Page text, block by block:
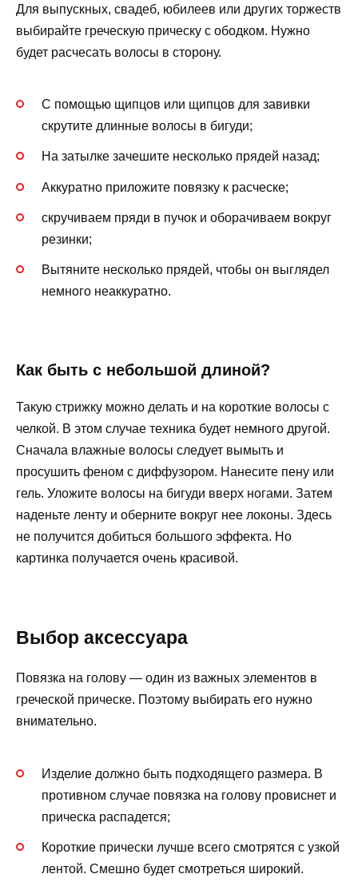
Для выпускных, свадеб, юбилеев или других торжеств
выбирайте греческую прическу с ободком. Нужно
будет расчесать волосы в сторону.
С помощью щипцов или щипцов для завивки
скрутите длинные волосы в бигуди;
На затылке зачешите несколько прядей назад;
Аккуратно приложите повязку к расческе;
скручиваем пряди в пучок и оборачиваем вокруг
резинки;
Вытяните несколько прядей, чтобы он выглядел
немного неаккуратно.
Как быть с небольшой длиной?
Такую стрижку можно делать и на короткие волосы с
челкой. В этом случае техника будет немного другой.
Сначала влажные волосы следует вымыть и
просушить феном с диффузором. Нанесите пену или
гель. Уложите волосы на бигуди вверх ногами. Затем
наденьте ленту и оберните вокруг нее локоны. Здесь
не получится добиться большого эффекта. Но
картинка получается очень красивой.
Выбор аксессуара
Повязка на голову — один из важных элементов в
греческой прическе. Поэтому выбирать его нужно
внимательно.
Изделие должно быть подходящего размера. В
противном случае повязка на голову провиснет и
прическа распадется;
Короткие прически лучше всего смотрятся с узкой
лентой. Смешно будет смотреться широкий.